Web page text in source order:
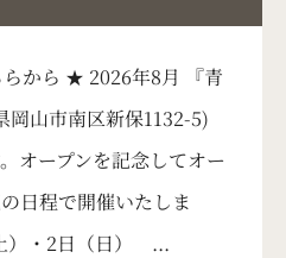
から ★ 2026年8月 『青
山市南区新保1132-5)
オープンを記念してオー
日程で開催いたしま
）・2日（日） ...